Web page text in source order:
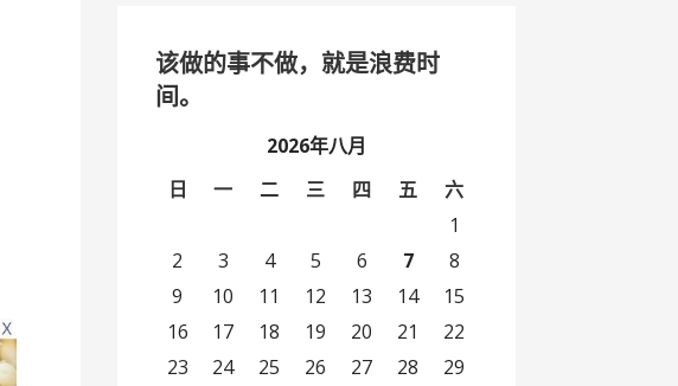
该做的事不做，就是浪费时
间。
2026年八月
日
一 二 三 四 五 六
1
2
3 4 5 6 7
8
9
10 11 12 13 14
15
16
17 18 19 20 21
22
23
24 25 26 27 28
29